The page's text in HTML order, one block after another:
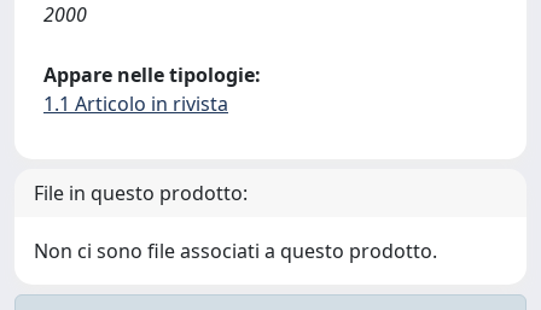
2000
Appare nelle tipologie:
1.1 Articolo in rivista
File in questo prodotto:
Non ci sono file associati a questo prodotto.